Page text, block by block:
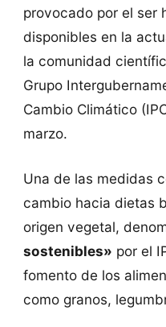
provocado por el ser
disponibles en la
la comunidad
Grupo
Cambio Climático
marzo.
Una de las medidas
cambio hacia dietas
origen vegetal,
sostenibles» por el
fomento de los
como granos,